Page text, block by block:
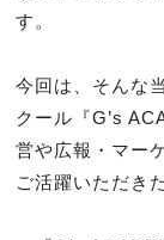
す。
今回は、そんな
クール『G’s
営や広報・マー
ご活躍いただき